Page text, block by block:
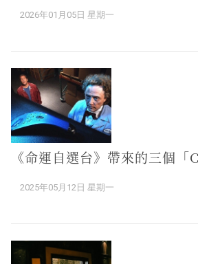
2026年01月05日 星期一
《命運自選台》帶來的三個「
2025年05月12日 星期一